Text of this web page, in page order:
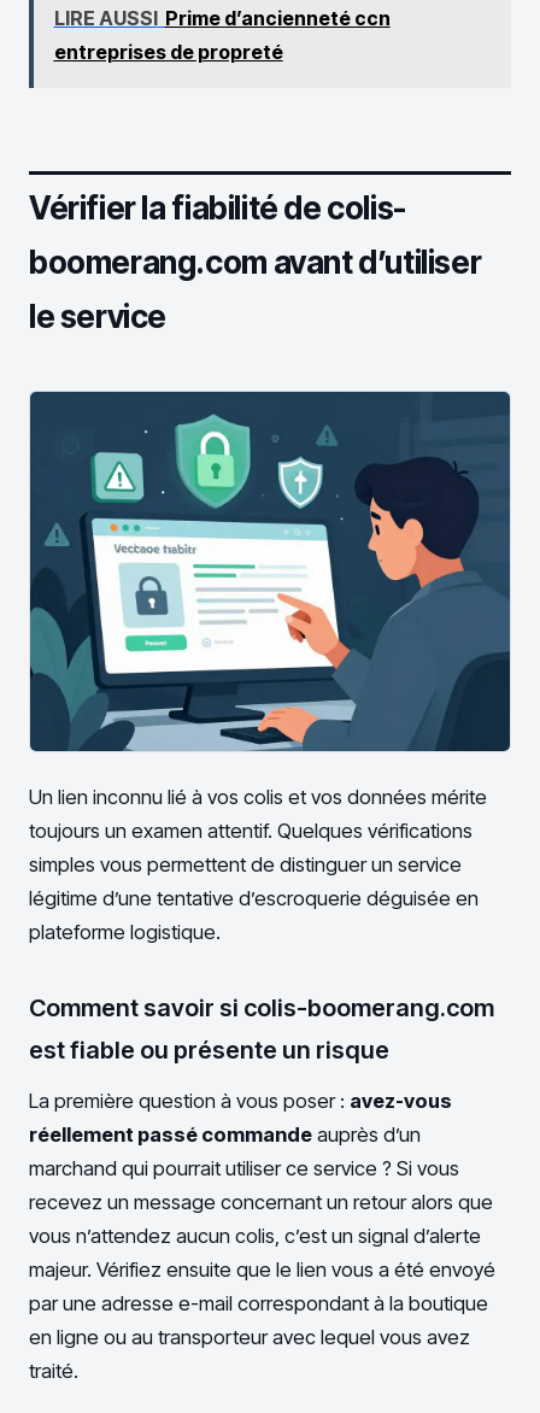
LIRE AUSSI Prime d’ancienneté ccn
entreprises de propreté
Vérifier la fiabilité de colis-
boomerang.com avant d’utiliser
le service
Un lien inconnu lié à vos colis et vos données mérite
toujours un examen attentif. Quelques vérifications
simples vous permettent de distinguer un service
légitime d’une tentative d’escroquerie déguisée en
plateforme logistique.
Comment savoir si colis-boomerang.com
est fiable ou présente un risque
La première question à vous poser : avez-vous
réellement passé commande auprès d’un
marchand qui pourrait utiliser ce service ? Si vous
recevez un message concernant un retour alors que
vous n’attendez aucun colis, c’est un signal d’alerte
majeur. Vérifiez ensuite que le lien vous a été envoyé
par une adresse e-mail correspondant à la boutique
en ligne ou au transporteur avec lequel vous avez
traité.